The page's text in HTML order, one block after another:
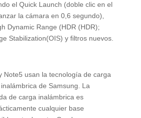
el Quick Launch (doble clic en el
la cámara en 0,6 segundo),
Dynamic Range (HDR (HDR);
Stabilization(OIS) y filtros nuevos.
Note5 usan la tecnología de carga
de Samsung. La
de carga inalámbrica es
cualquier base